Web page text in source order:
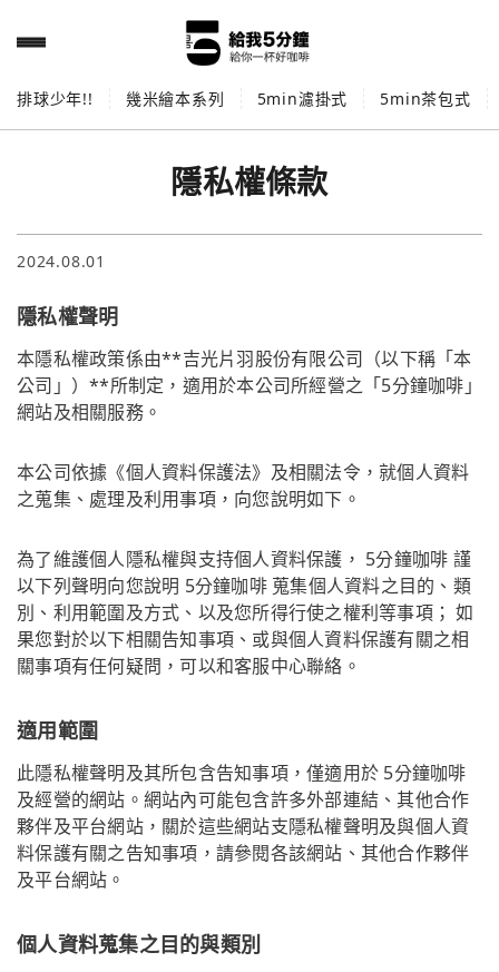
排球少年!! 幾米繪本系列 5min濾掛式 5min茶包式
隱私權條款
2024.08.01
隱私權聲明
本隱私權政策係由**吉光片羽股份有限公司（以下稱「本
公司」）**所制定，適用於本公司所經營之「5分鐘咖啡」
網站及相關服務。
本公司依據《個人資料保護法》及相關法令，就個人資料
之蒐集、處理及利用事項，向您說明如下。
為了維護個人隱私權與支持個人資料保護， 5分鐘咖啡 謹
以下列聲明向您說明 5分鐘咖啡 蒐集個人資料之目的、類
別、利用範圍及方式、以及您所得行使之權利等事項； 如
果您對於以下相關告知事項、或與個人資料保護有關之相
關事項有任何疑問，可以和客服中心聯絡。
適用範圍
此隱私權聲明及其所包含告知事項，僅適用於 5分鐘咖啡
及經營的網站。網站內可能包含許多外部連結、其他合作
夥伴及平台網站，關於這些網站支隱私權聲明及與個人資
料保護有關之告知事項，請參閱各該網站、其他合作夥伴
及平台網站。
個人資料蒐集之目的與類別